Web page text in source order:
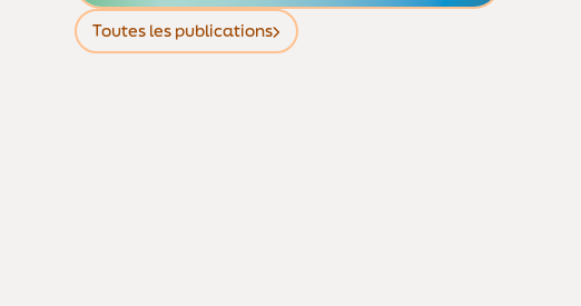
Toutes les publications